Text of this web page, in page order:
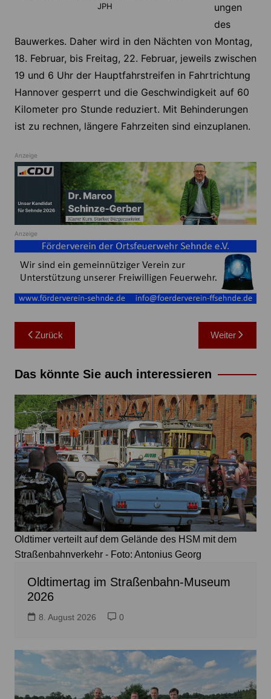
JPH
ungen
des
Bauwerkes. Daher wird in den Nächten von Montag,
18. Februar, bis Freitag, 22. Februar, jeweils zwischen
19 und 6 Uhr der Hauptfahrstreifen in Fahrtrichtung
Hannover gesperrt und die Geschwindigkeit auf 60
Kilometer pro Stunde reduziert. Mit Behinderungen
ist zu rechnen, längere Fahrzeiten sind einzuplanen.
Anzeige
Anzeige
Beitragsnavigation
Zurück Weiter
Das könnte Sie auch interessieren
Oldtimer verteilt auf dem Gelände des HSM mit dem
Straßenbahnverkehr - Foto: Antonius Georg
Oldtimertag im Straßenbahn-Museum
2026
8. August 2026 0